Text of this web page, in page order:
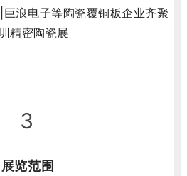
3
展览范围